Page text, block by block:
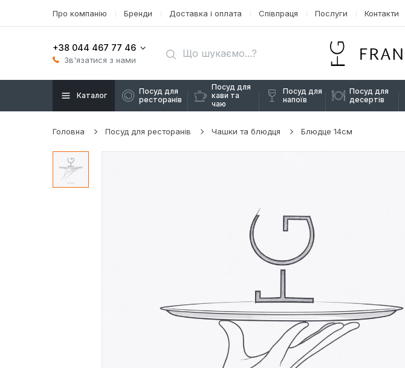
Про компанію Бренди Доставка і оплата Співпраця Послуги Контакти
+38 044 467 77 46
Зв'язатися з нами
Каталог
Посуд для
ресторанів
Посуд для
кави та
чаю
Посуд для
напоїв
Посуд для
десертів
Головна Посуд для ресторанів Чашки та блюдця Блюдце 14см